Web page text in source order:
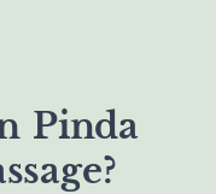
Pinda